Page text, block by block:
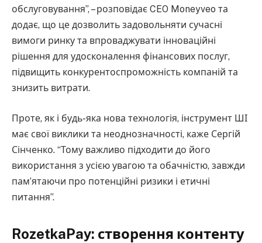
обслуговування”, – розповідає CEO Moneyveo та
додає, що це дозволить задовольняти сучасні
вимоги ринку та впроваджувати інноваційні
рішення для удосконалення фінансових послуг,
підвищить конкурентоспроможність компаній та
знизить витрати.
Проте, як і будь-яка нова технологія, інструмент ШІ
має свої виклики та неоднозначності, каже Сергій
Сінченко. “Тому важливо підходити до його
використання з усією увагою та обачністю, завжди
пам’ятаючи про потенційні ризики і етичні
питання”.
RozetkaPay: створення контенту